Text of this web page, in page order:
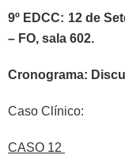
9º EDCC: 12 de
– FO, sala 602.
Cronograma:
Caso Clínico:
CASO 12